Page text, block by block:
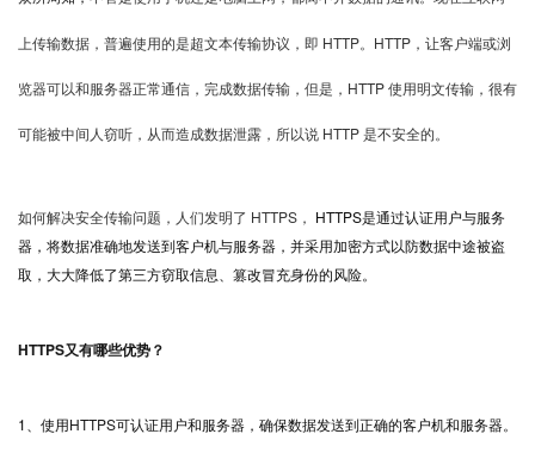
上传输数据，普遍使用的是超文本传输协议，即 HTTP。 HTTP ，让客户端或浏
览器可以和服务器正常通信，完成数据传输，但是， HTTP使用明文传输， 很有
可能被中间人窃听，从而造成数据泄露，所以说 HTTP是不安全的。
如何解决安全传输问题，人们发明了 HTTPS ， HTTPS是通过认证用户与服务
器，将数据准确地发送到客户机与服务器，并采用加密方式以防数据中途被盗
取，大大降低了第三方窃取信息、篡改冒充身份的风险。
HTTPS又有哪些优势？
1 、使用HTTPS可认证用户和服务器，确保数据发送到正确的客户机和服务器。